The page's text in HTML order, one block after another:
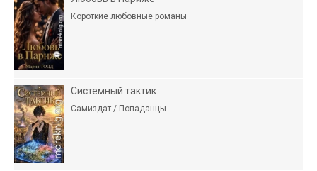
Короткие любовные романы
Системный тактик
Самиздат / Попаданцы